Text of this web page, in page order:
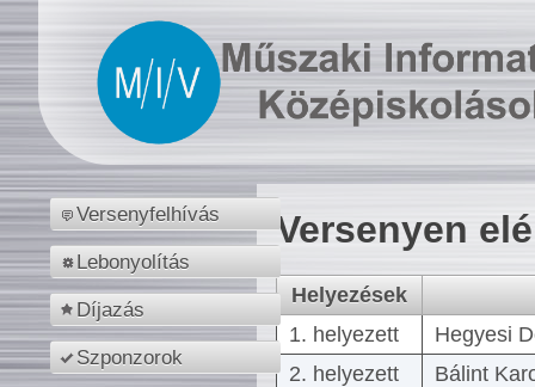
Versenyfelhívás
Lebonyolítás
Díjazás
Szponzorok
Versenyen
Helyezések
1. helyezett
Hegyesi
2. helyezett
Bálint